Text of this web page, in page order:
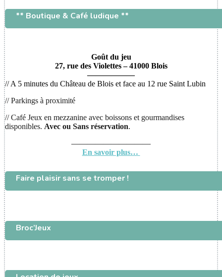
** Boutique & Café ludique **
Goût du jeu
27, rue des Violettes – 41000 Blois
——————
// A 5 minutes du Château de Blois et face au 12 rue Saint Lubin
// Parkings à proximité
// Café Jeux en mezzanine avec boissons et gourmandises
disponibles. Avec ou Sans réservation.
——————————
En savoir plus…
Faire plaisir sans se tromper !
Broc’Jeux